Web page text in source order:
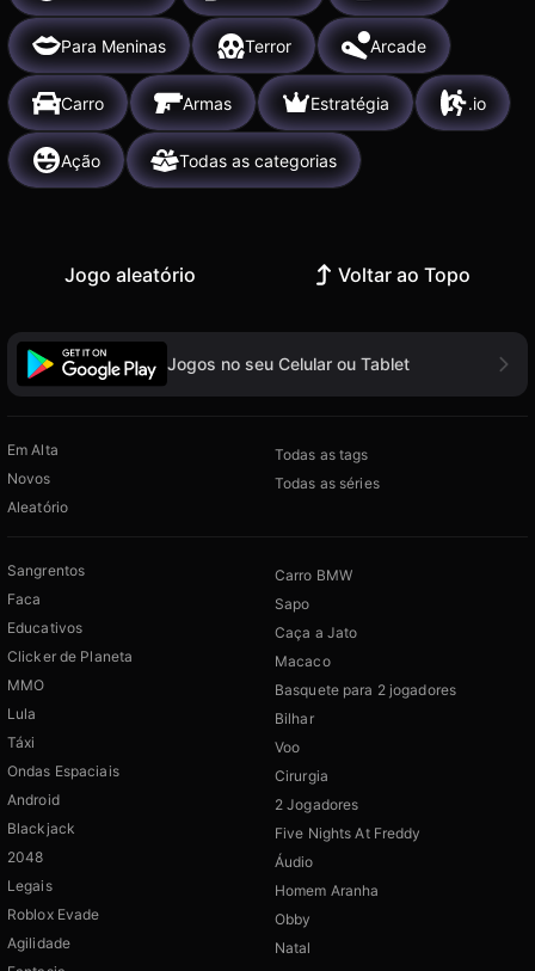
Para Meninas Terror Arcade
Carro Armas Estratégia .io
Ação Todas as categorias
Jogo aleatório Voltar ao Topo
Jogos no seu Celular ou Tablet
Em Alta
Novos
Aleatório
Todas as tags
Todas as séries
Sangrentos
Faca
Educativos
Clicker de Planeta
MMO
Lula
Táxi
Ondas Espaciais
Android
Blackjack
2048
Legais
Roblox Evade
Agilidade
Carro BMW
Sapo
Caça a Jato
Macaco
Basquete para 2 jogadores
Bilhar
Voo
Cirurgia
2 Jogadores
Five Nights At Freddy
Áudio
Homem Aranha
Obby
Natal